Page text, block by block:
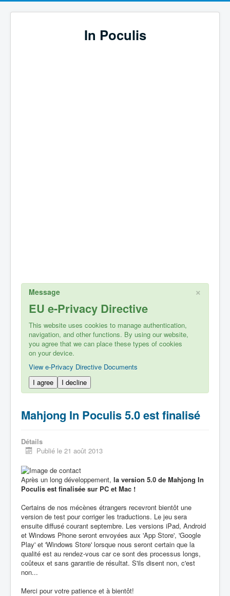
In Poculis
×
Message
EU e-Privacy Directive
This website uses cookies to manage authentication,
navigation, and other functions. By using our website,
you agree that we can place these types of cookies
on your device.
View e-Privacy Directive Documents
I agree
I decline
Mahjong In Poculis 5.0 est finalisé
Détails
Publié le 21 août 2013
Après un long développement, la version 5.0 de Mahjong In
Poculis est finalisée sur PC et Mac !
Certains de nos mécènes étrangers recevront bientôt une
version de test pour corriger les traductions. Le jeu sera
ensuite diffusé courant septembre. Les versions iPad, Android
et Windows Phone seront envoyées aux 'App Store', 'Google
Play' et 'Windows Store' lorsque nous seront certain que la
qualité est au rendez-vous car ce sont des processus longs,
coûteux et sans garantie de résultat. S'ils disent non, c'est
non...
Merci pour votre patience et à bientôt!